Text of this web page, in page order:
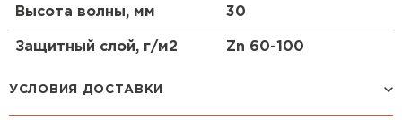
Высота волны, мм 30
Защитный слой, г/м2 Zn 60-100
УСЛОВИЯ ДОСТАВКИ